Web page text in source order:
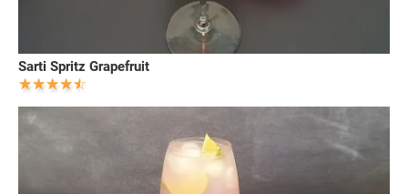
Sarti Spritz Grapefruit